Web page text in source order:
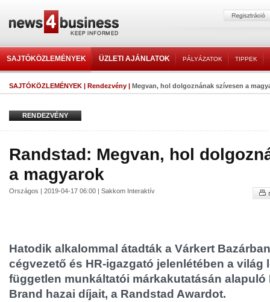
SAJTÓKÖZLEMÉNYEK ÜZLETI AJÁNLATOK PÁLYÁZATOK TIPPEK
SAJTÓKÖZLEMÉNYEK | Rendezvény | Megvan, hol dolgoznának szívesen a
RENDEZVÉNY
Randstad: Megvan, hol
a magyarok
Országos | 2019-04-17 06:00 | Sakkom Interaktív
Hatodik alkalommal átadták a Várkert
cégvezető és HR-igazgató jelenlétében a világ
független munkáltatói márkakutatásán alapuló
Brand hazai díjait, a Randstad Awardot.